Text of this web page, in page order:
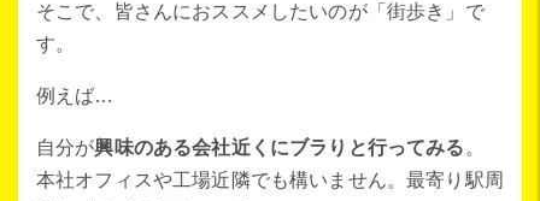
そこで、皆さんにおススメしたいのが「街歩き」で
す。
例えば…
自分が興味のある会社近くにブラりと行ってみる 。
本社オフィスや工場近隣でも構いません。最寄り駅周